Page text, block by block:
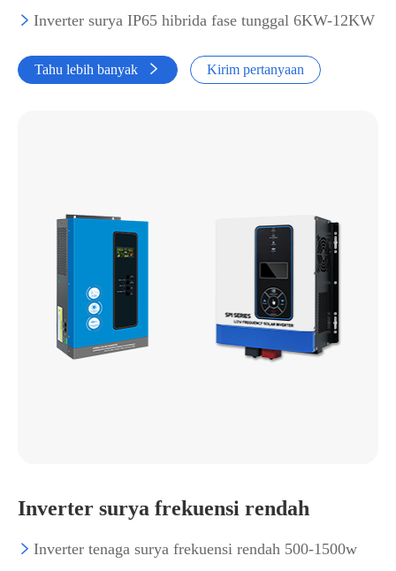
 Inverter surya IP65 hibrida fase tunggal 6KW-12KW
Tahu lebih banyak  Kirim pertanyaan
Inverter surya frekuensi rendah
 Inverter tenaga surya frekuensi rendah 500-1500w